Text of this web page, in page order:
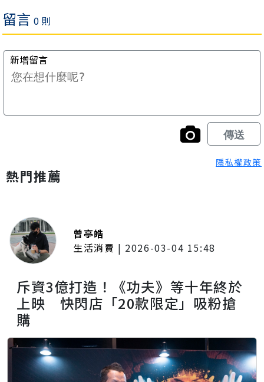
隱私權政策
熱門推薦
曾亭皓
生活消費 | 2026-03-04 15:48
斥資3億打造！《功夫》等十年終於
上映 快閃店「20款限定」吸粉搶
購